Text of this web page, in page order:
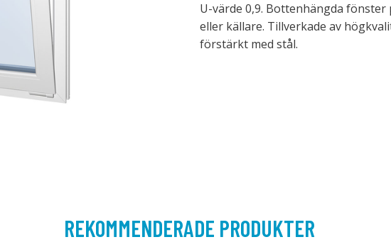
U-värde 0,9. Bottenhängda
eller källare. Tillverkade av
förstärkt med stål.
REKOMMENDERADE PRODUKTER